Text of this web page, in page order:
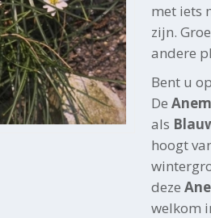
met iets
zijn.
andere
Bent u
De
als
hoogt
deze
welkom